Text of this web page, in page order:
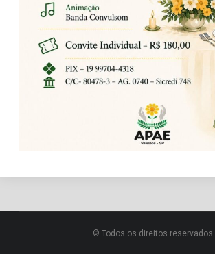
© Todos os direitos reservados.